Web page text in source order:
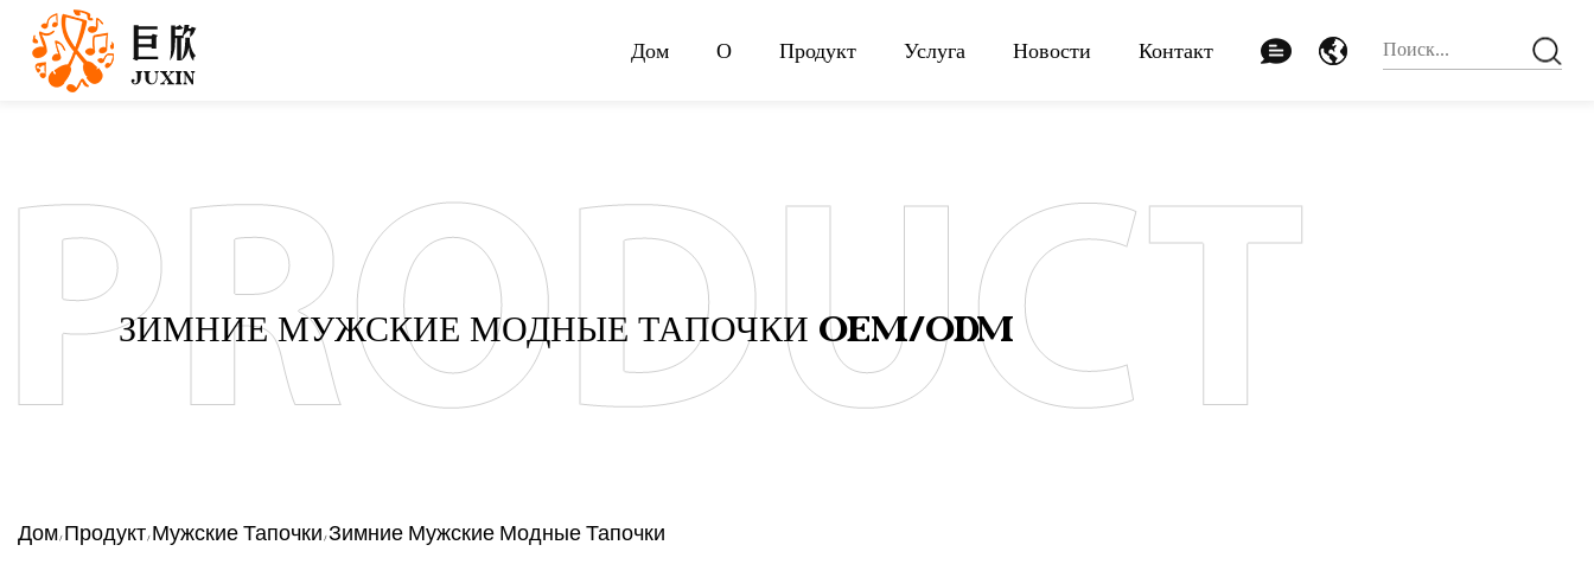
Дом О Продукт Услуга Новости Контакт
ЗИМНИЕ МУЖСКИЕ МОДНЫЕ ТАПОЧКИ OEM/ODM
Дом/ Продукт/ Мужские Тапочки /Зимние Мужские Модные Тапочки